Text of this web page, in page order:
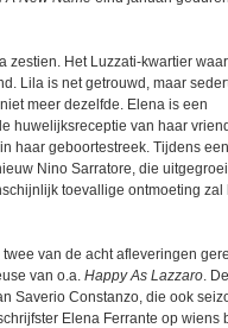
zestien. Het Luzzati-kwartier
Lila is net getrouwd, maar
meer dezelfde. Elena is een
huwelijksreceptie van haar
haar geboortestreek. Tijdens
Nino Sarratore, die
toevallige ontmoeting zal
van de acht afleveringen
van o.a. Happy As Lazzaro.
Saverio Constanzo, die ook
Elena Ferrante op wiens